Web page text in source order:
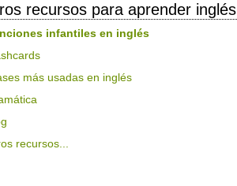
recursos para aprender inglés
infantiles en inglés
más usadas en inglés
recursos...